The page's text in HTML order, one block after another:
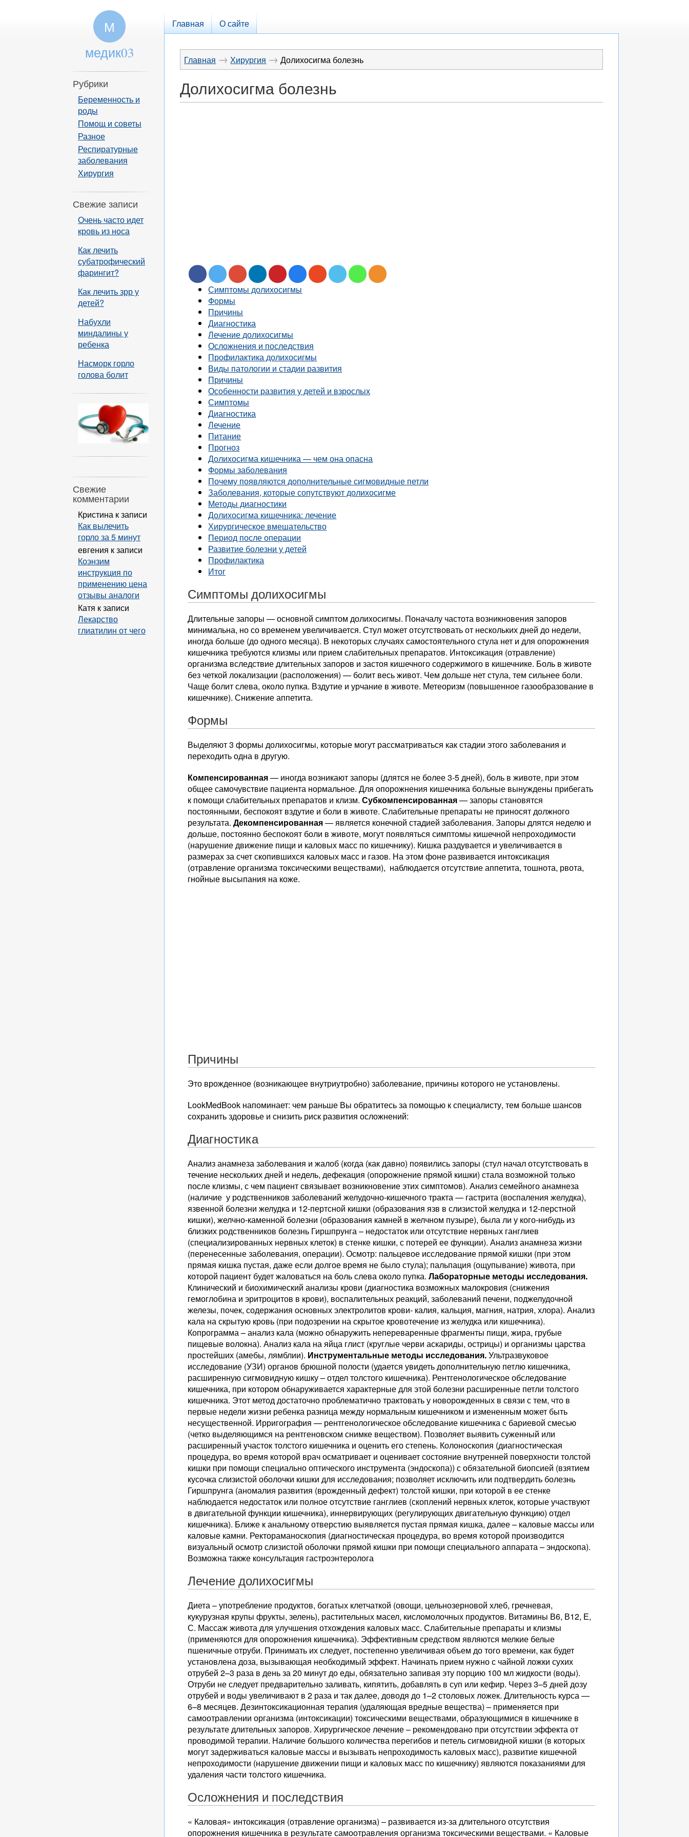
Главная О сайте
Главная → Хирургия → Долихосигма болезнь
Долихосигма болезнь
Симптомы долихосигмы
Формы
Причины
Диагностика
Лечение долихосигмы
Осложнения и последствия
Профилактика долихосигмы
Виды патологии и стадии развития
Причины
Особенности развития у детей и взрослых
Симптомы
Диагностика
Лечение
Питание
Прогноз
Долихосигма кишечника — чем она опасна
Формы заболевания
Почему появляются дополнительные сигмовидные петли
Заболевания, которые сопутствуют долихосигме
Методы диагностики
Долихосигма кишечника: лечение
Хирургическое вмешательство
Период после операции
Развитие болезни у детей
Профилактика
Итог
Симптомы долихосигмы
Длительные запоры — основной симптом долихосигмы. Поначалу частота возникновения запоров
минимальна, но со временем увеличивается. Стул может отсутствовать от нескольких дней до недели,
иногда больше (до одного месяца). В некоторых случаях самостоятельного стула нет и для опорожнения
кишечника требуются клизмы или прием слабительных препаратов. Интоксикация (отравление)
организма вследствие длительных запоров и застоя кишечного содержимого в кишечнике. Боль в животе
без четкой локализации (расположения) — болит весь живот. Чем дольше нет стула, тем сильнее боли.
Чаще болит слева, около пупка. Вздутие и урчание в животе. Метеоризм (повышенное газообразование в
кишечнике). Снижение аппетита.
Формы
Выделяют 3 формы долихосигмы, которые могут рассматриваться как стадии этого заболевания и
переходить одна в другую.
Компенсированная— иногда возникают запоры (длятся не более 3-5 дней), боль в животе, при этом
общее самочувствие пациента нормальное. Для опорожнения кишечника больные вынуждены прибегать
к помощи слабительных препаратов и клизм.Субкомпенсированная— запоры становятся
постоянными, беспокоят вздутие и боли в животе. Слабительные препараты не приносят должного
результата.Декомпенсированная— является конечной стадией заболевания. Запоры длятся неделю и
дольше, постоянно беспокоят боли в животе, могут появляться симптомы кишечной непроходимости
(нарушение движение пищи и каловых масс по кишечнику). Кишка раздувается и увеличивается в
размерах за счет скопившихся каловых масс и газов. На этом фоне развивается интоксикация
(отравление организма токсическими веществами), наблюдается отсутствие аппетита, тошнота, рвота,
гнойные высыпания на коже.
Причины
Это врожденное (возникающее внутриутробно) заболевание, причины которого не установлены.
LookMedBook напоминает: чем раньше Вы обратитесь за помощью к специалисту, тем больше шансов
сохранить здоровье и снизить риск развития осложнений:
Диагностика
Анализ анамнеза заболевания и жалоб (когда (как давно) появились запоры (стул начал отсутствовать в
течение нескольких дней и недель, дефекация (опорожнение прямой кишки) стала возможной только
после клизмы, с чем пациент связывает возникновение этих симптомов). Анализ семейного анамнеза
(наличие у родственников заболеваний желудочно-кишечного тракта — гастрита (воспаления желудка),
язвенной болезни желудка и 12-пертсной кишки (образования язв в слизистой желудка и 12-перстной
кишки), желчно-каменной болезни (образования камней в желчном пузыре), была ли у кого-нибудь из
близких родственников болезнь Гиршпрунга – недостаток или отсутствие нервных ганглиев
(специализированных нервных клеток) в стенке кишки, с потерей ее функции). Анализ анамнеза жизни
(перенесенные заболевания, операции). Осмотр: пальцевое исследование прямой кишки (при этом
прямая кишка пустая, даже если долгое время не было стула); пальпация (ощупывание) живота, при
которой пациент будет жаловаться на боль слева около пупка.Лабораторные методы исследования.
Клинический и биохимический анализы крови (диагностика возможных малокровия (снижения
гемоглобина и эритроцитов в крови), воспалительных реакций, заболеваний печени, поджелудочной
железы, почек, содержания основных электролитов крови- калия, кальция, магния, натрия, хлора). Анализ
кала на скрытую кровь (при подозрении на скрытое кровотечение из желудка или кишечника).
Копрограмма – анализ кала (можно обнаружить непереваренные фрагменты пищи, жира, грубые
пищевые волокна). Анализ кала на яйца глист (круглые черви аскариды, острицы) и организмы царства
простейших (амебы, лямблии). Инструментальные методы исследования.Ультразвуковое
исследование (УЗИ) органов брюшной полости (удается увидеть дополнительную петлю кишечника,
расширенную сигмовидную кишку – отдел толстого кишечника). Рентгенологическое обследование
кишечника, при котором обнаруживается характерные для этой болезни расширенные петли толстого
кишечника. Этот метод достаточно проблематично трактовать у новорожденных в связи с тем, что в
первые недели жизни ребенка разница между нормальным кишечником и измененным может быть
несущественной. Ирригография — рентгенологическое обследование кишечника с бариевой смесью
(четко выделяющимся на рентгеновском снимке веществом). Позволяет выявить суженный или
расширенный участок толстого кишечника и оценить его степень. Колоноскопия (диагностическая
процедура, во время которой врач осматривает и оценивает состояние внутренней поверхности толстой
кишки при помощи специально оптического инструмента (эндоскопа)) с обязательной биопсией (взятием
кусочка слизистой оболочки кишки для исследования; позволяет исключить или подтвердить болезнь
Гиршпрунга (аномалия развития (врожденный дефект) толстой кишки, при которой в ее стенке
наблюдается недостаток или полное отсутствие ганглиев (скоплений нервных клеток, которые участвуют
в двигательной функции кишечника), иннервирующих (регулирующих двигательную функцию) отдел
кишечника). Ближе к анальному отверстию выявляется пустая прямая кишка, далее – каловые массы или
каловые камни. Ректораманоскопия (диагностическая процедура, во время которой производится
визуальный осмотр слизистой оболочки прямой кишки при помощи специального аппарата – эндоскопа).
Возможна также консультация гастроэнтеролога
Лечение долихосигмы
Диета – употребление продуктов, богатых клетчаткой (овощи, цельнозерновой хлеб, гречневая,
кукурузная крупы фрукты, зелень), растительных масел, кисломолочных продуктов. Витамины В6, В12, Е,
С. Массаж живота для улучшения отхождения каловых масс. Слабительные препараты и клизмы
(применяются для опорожнения кишечника). Эффективным средством являются мелкие белые
пшеничные отруби. Принимать их следует, постепенно увеличивая объем до того времени, как будет
установлена доза, вызывающая необходимый эффект. Начинать прием нужно с чайной ложки сухих
отрубей 2–3 раза в день за 20 минут до еды, обязательно запивая эту порцию 100 мл жидкости (воды).
Отруби не следует предварительно заливать, кипятить, добавлять в суп или кефир. Через 3–5 дней дозу
отрубей и воды увеличивают в 2 раза и так далее, доводя до 1–2 столовых ложек. Длительность курса —
6–8 месяцев. Дезинтоксикационная терапия (удаляющая вредные вещества) – применяется при
самоотравлении организма (интоксикации) токсическими веществами, образующимися в кишечнике в
результате длительных запоров. Хирургическое лечение – рекомендовано при отсутствии эффекта от
проводимой терапии. Наличие большого количества перегибов и петель сигмовидной кишки (в которых
могут задерживаться каловые массы и вызывать непроходимость каловых масс), развитие кишечной
непроходимости (нарушение движении пищи и каловых масс по кишечнику) являются показаниями для
удаления части толстого кишечника.
Осложнения и последствия
« Каловая» интоксикация (отравление организма) – развивается из-за длительного отсутствия
опорожнения кишечника в результате самоотравления организма токсическими веществами. « Каловые
М
медик03
Рубрики
Беременность и
роды
Помощ и советы
Разное
Респиратурные
заболевания
Хирургия
Свежие записи
Очень часто идет
кровь из носа
Как лечить
субатрофический
фарингит?
Как лечить зрр у
детей?
Набухли
миндалины у
ребенка
Насморк горло
голова болит
Свежие
комментарии
Кристина к записи
Как вылечить
горло за 5 минут
евгения к записи
Коэнзим
инструкция по
применению цена
отзывы аналоги
Катя к записи
Лекарство
глиатилин от чего